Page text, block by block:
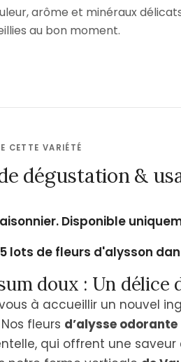
arôme et minéraux
au bon moment.
CETTE VARIÉTÉ
dégustation &
Disponible
lots de fleurs d'alysson
doux : Un délice
à accueillir un nouvel
fleurs d’alysse odorante
qui offrent une